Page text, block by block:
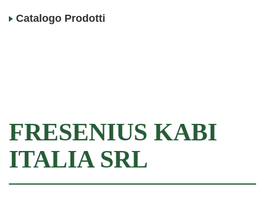
Catalogo Prodotti
FRESENIUS KABI
ITALIA SRL